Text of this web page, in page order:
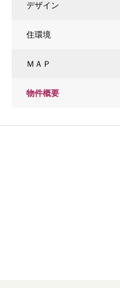
デザイン
住環境
ＭＡＰ
物件概要